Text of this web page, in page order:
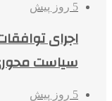
5 روز پیش
اجرای
سیاست
5 روز پیش